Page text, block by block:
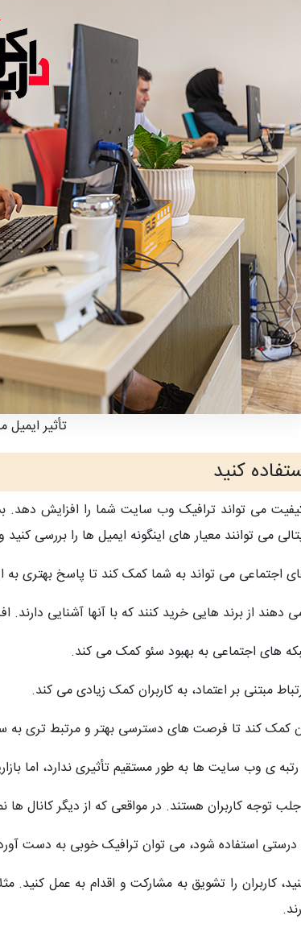
تأثیر ایمیل
کنید
می تواند ترافیک وب سایت شما را افزایش
می توانند معیار های اینگونه ایمیل ها را بررسی
اجتماعی می تواند به شما کمک کند تا پاسخ بهتری به
دهند از برند هایی خرید کنند که با آنها آشنایی
های اجتماعی به بهبود سئو کمک می کند.
مبتنی بر اعتماد، به کاربران کمک زیادی می کند.
کمک کند تا فرصت های دسترسی بهتر و مرتبط تری به
رتبه ی وب سایت ها به طور مستقیم تأثیری ندارد،
توجه کاربران هستند. در مواقعی که از دیگر کانال
درستی استفاده شود، می توان ترافیک خوبی به دست
کاربران را تشویق به مشارکت و اقدام به عمل کنید.